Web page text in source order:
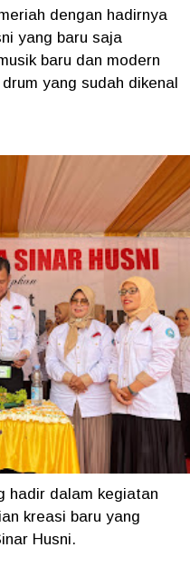
dengan hadirnya
yang baru saja
baru dan modern
yang sudah dikenal
hadir dalam kegiatan
kreasi baru yang
Husni.